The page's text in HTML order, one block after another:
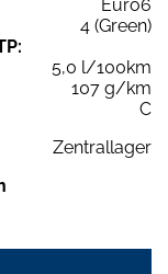
Euro6
4 (Green)
5,0 l/100km
107 g/km
C
Zentrallager